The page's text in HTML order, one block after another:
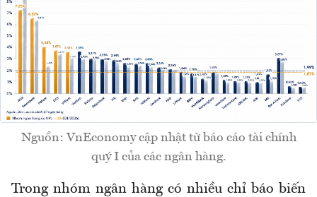
Nguồn: VnEconomy cập nhật từ báo cáo tài chính
quý I của các ngân hàng.
Trong nhóm ngân hàng có nhiều chỉ báo biến